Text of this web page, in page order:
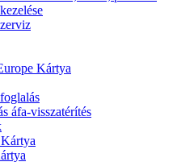
Kártya
áfa-visszatérítés